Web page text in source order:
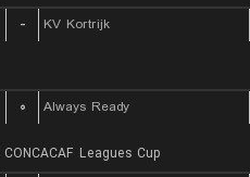
- KV Kortrijk
۰ Always Ready
CONCACAF Leagues Cup